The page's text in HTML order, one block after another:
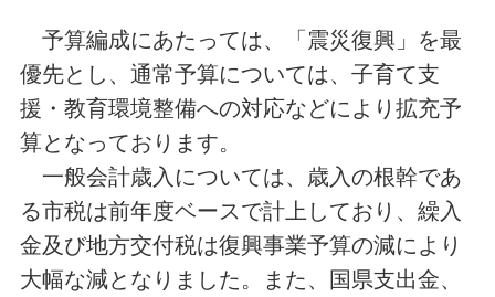
予算編成にあたっては、「震災復興」を最
優先とし、通常予算については、子育て支
援・教育環境整備への対応などにより拡充予
算となっております。
一般会計歳入については、歳入の根幹であ
る市税は前年度ベースで計上しており、繰入
金及び地方交付税は復興事業予算の減により
大幅な減となりました。また、国県支出金、